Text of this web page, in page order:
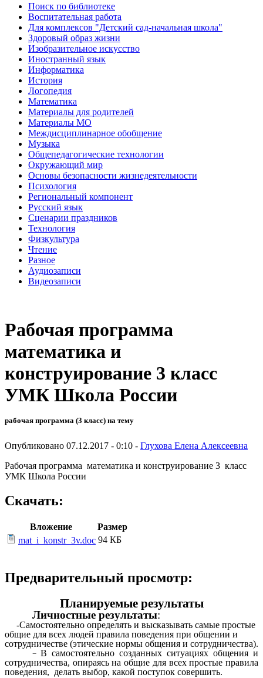
Поиск по библиотеке
Воспитательная работа
Для комплексов "Детский сад-начальная школа"
Здоровый образ жизни
Изобразительное искусство
Иностранный язык
Информатика
История
Логопедия
Математика
Материалы для родителей
Материалы МО
Междисциплинарное обобщение
Музыка
Общепедагогические технологии
Окружающий мир
Основы безопасности жизнедеятельности
Психология
Региональный компонент
Русский язык
Сценарии праздников
Технология
Физкультура
Чтение
Разное
Аудиозаписи
Видеозаписи
Рабочая программа
математика и
конструирование 3 класс
УМК Школа России
рабочая программа (3 класс) на тему
Опубликовано 07.12.2017 - 0:10 - Глухова Елена Алексеевна
Рабочая программа математика и конструирование 3 класс
УМК Школа России
Скачать:
Вложение
Размер
mat_i_konstr_3v.doc 94 КБ
Предварительный просмотр:
Планируемые результаты
Личностные результаты:
-Самостоятельно определять и высказывать самые простые
общие для всех людей правила поведения при общении и
сотрудничестве (этические нормы общения и сотрудничества).
В самостоятельно созданных ситуациях общения и
сотрудничества, опираясь на общие для всех простые правила
поведения, делать выбор, какой поступок совершить.